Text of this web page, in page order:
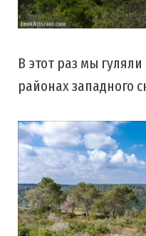
В этот раз мы
районах западного